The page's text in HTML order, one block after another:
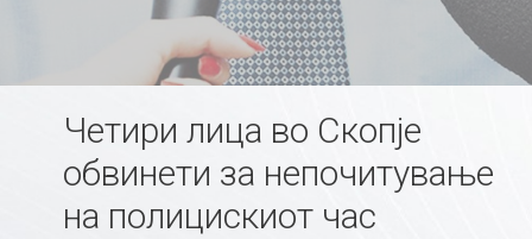
Четири лица во Скопје
обвинети за непочитување
на полицискиот час